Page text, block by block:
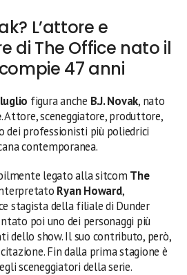
L’attore e
di The Office nato il
47 anni
figura anche B.J. Novak, nato
. Attore, sceneggiatore, produttore,
dei professionisti più poliedrici
contemporanea.
legato alla sitcom The
Ryan Howard,
stagista della filiale di Dunder
poi uno dei personaggi più
dello show. Il suo contributo, però,
Fin dalla prima stagione è
sceneggiatori della serie.